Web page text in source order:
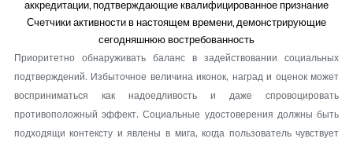
аккредитации, подтверждающие квалифицированное признание
Счетчики активности в настоящем времени, демонстрирующие
сегодняшнюю востребованность
Приоритетно обнаруживать баланс в задействовании социальных
подтверждений. Избыточное величина иконок, наград и оценок может
восприниматься как надоедливость и даже спровоцировать
противоположный эффект. Социальные удостоверения должны быть
подходящи контексту и явлены в мига, когда пользователь чувствует